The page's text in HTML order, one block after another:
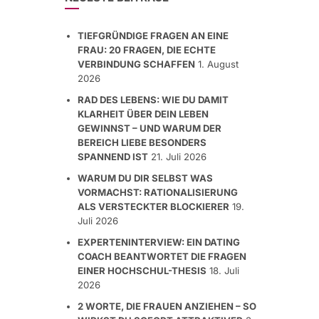
TIEFGRÜNDIGE FRAGEN AN EINE
FRAU: 20 FRAGEN, DIE ECHTE
VERBINDUNG SCHAFFEN 1. August
2026
RAD DES LEBENS: WIE DU DAMIT
KLARHEIT ÜBER DEIN LEBEN
GEWINNST – UND WARUM DER
BEREICH LIEBE BESONDERS
SPANNEND IST 21. Juli 2026
WARUM DU DIR SELBST WAS
VORMACHST: RATIONALISIERUNG
ALS VERSTECKTER BLOCKIERER 19.
Juli 2026
EXPERTENINTERVIEW: EIN DATING
COACH BEANTWORTET DIE FRAGEN
EINER HOCHSCHUL-THESIS 18. Juli
2026
2 WORTE, DIE FRAUEN ANZIEHEN – SO